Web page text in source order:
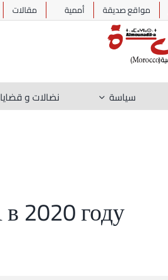
مواقع صديقة أممية مقالات
سياسة نضالات و
2020 году